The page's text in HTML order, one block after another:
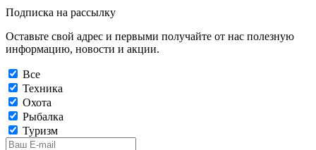
Подписка на рассылку
Оставьте свой адрес и первыми получайте от нас полезную
информацию, новости и акции.
Все
Техника
Охота
Рыбалка
Туризм